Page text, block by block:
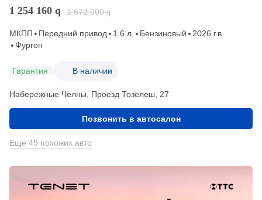
1 254 160 q 1 672 000 q
МКПП Передний привод 1.6 л. Бензиновый
2026 г.в.
Фургон
Гарантия В наличии
Набережные Челны, Проезд ​Тозелеш, 27
Позвонить в автосалон
Еще 49 похожих авто